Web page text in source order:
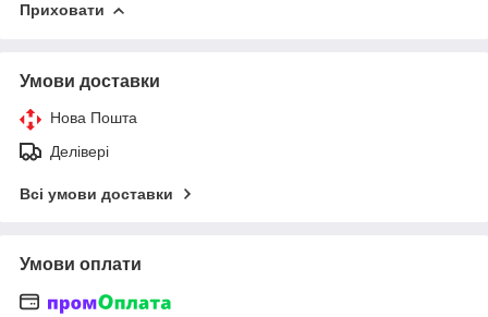
Приховати
Умови доставки
Нова Пошта
Делівері
Всі умови доставки
Умови оплати